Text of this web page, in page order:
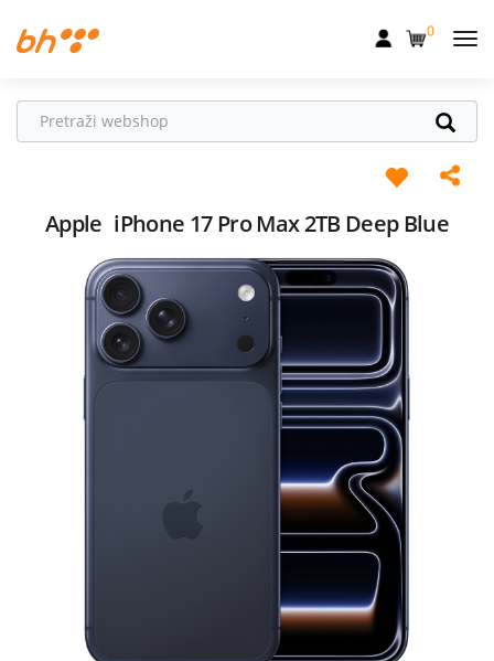
Fiksna
Televizija
Pogodnosti
0
Apple iPhone 17 Pro Max 2TB Deep Blue